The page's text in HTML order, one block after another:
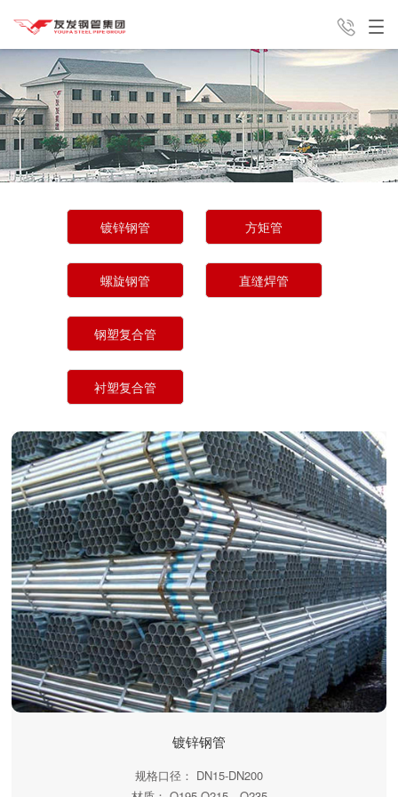
产品中心 解决方案
友发分公
司
集团介绍 联系我们
销售咨询电话
镀锌钢管 方矩管
螺旋钢管 直缝焊管
钢塑复合管
衬塑复合管
镀锌钢管
规格口径： DN15-DN200